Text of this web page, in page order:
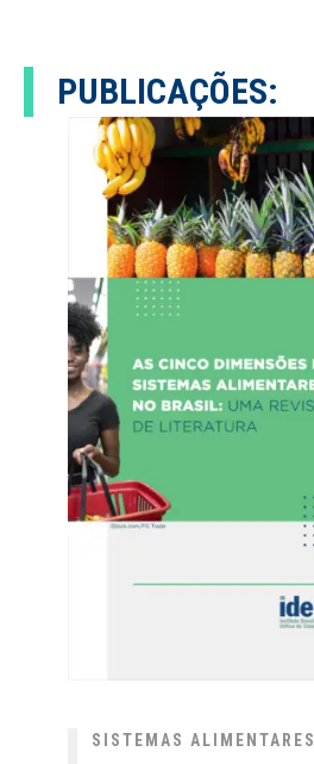
PUBLICAÇÕES:
SISTEMAS ALIMENTARES